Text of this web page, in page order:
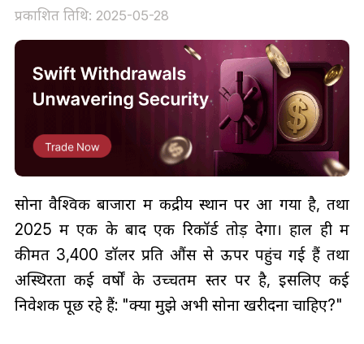
प्रकाशित तिथि: 2025-05-28
सोना वैश्विक बाजारों में केंद्रीय स्थान पर आ गया है, तथा
2025 में एक के बाद एक रिकॉर्ड तोड़ देगा। हाल ही में
कीमतें 3,400 डॉलर प्रति औंस से ऊपर पहुंच गई हैं तथा
अस्थिरता कई वर्षों के उच्चतम स्तर पर है, इसलिए कई
निवेशक पूछ रहे हैं: "क्या मुझे अभी सोना खरीदना चाहिए?"